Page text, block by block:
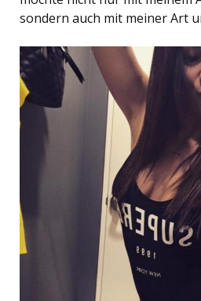
sondern auch mit meiner Art